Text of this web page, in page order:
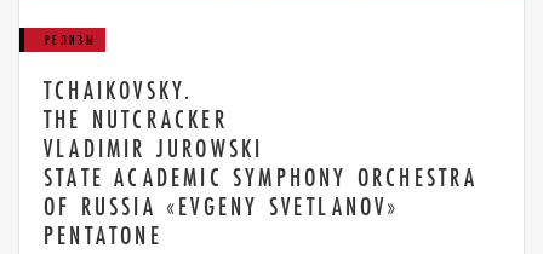
РЕЛИЗЫ
TCHAIKOVSKY.
THE NUTCRACKER
VLADIMIR JUROWSKI
STATE ACADEMIC SYMPHONY ORCHESTRA
OF RUSSIA «EVGENY SVETLANOV»
PENTATONE